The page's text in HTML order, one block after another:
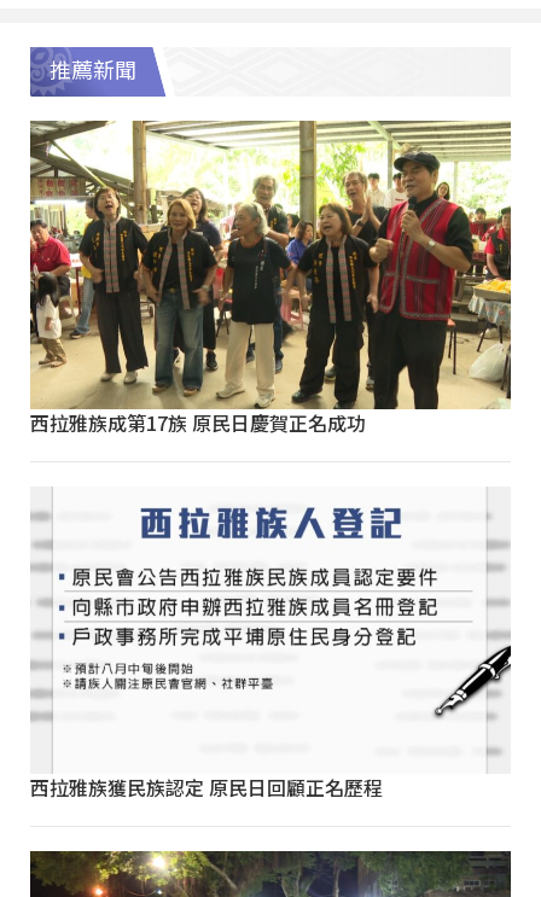
推薦新聞
西拉雅族成第17族 原民日慶賀正名成功
西拉雅族獲民族認定 原民日回顧正名歷程